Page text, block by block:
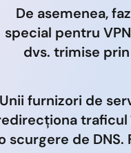
De asemenea,
special pentru
dvs. trimise
Unii furnizori de
traficul
scurgere de